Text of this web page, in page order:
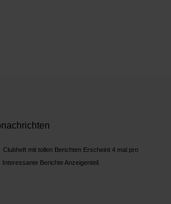
Clubheft mit tollen Berichten Erscheint 4 mal pro
Berichte Anzeigenteil.